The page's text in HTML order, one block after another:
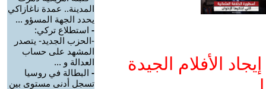
الأفلام الجيدة
المدينة.. عمدة ناغازاكي
يحدد الجهة المسؤو ...
- استطلاع تركي:
-الحزب الجديد- يتصدر
المشهد على حساب
العدالة و ...
- البطالة في روسيا
تسجل أدنى مستوى بين